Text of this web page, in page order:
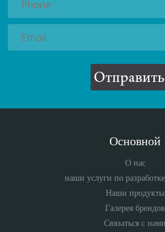
Основной
О нас
наши услуги по
Наши продукты
Галерея брендов
Связаться с нами